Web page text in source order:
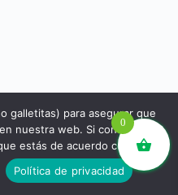
para el mundo 💚 |
de Privacidad
0
galletitas) para asegurar que
nuestra web. Si continúas
estás de acuerdo con ello.
Política de privacidad